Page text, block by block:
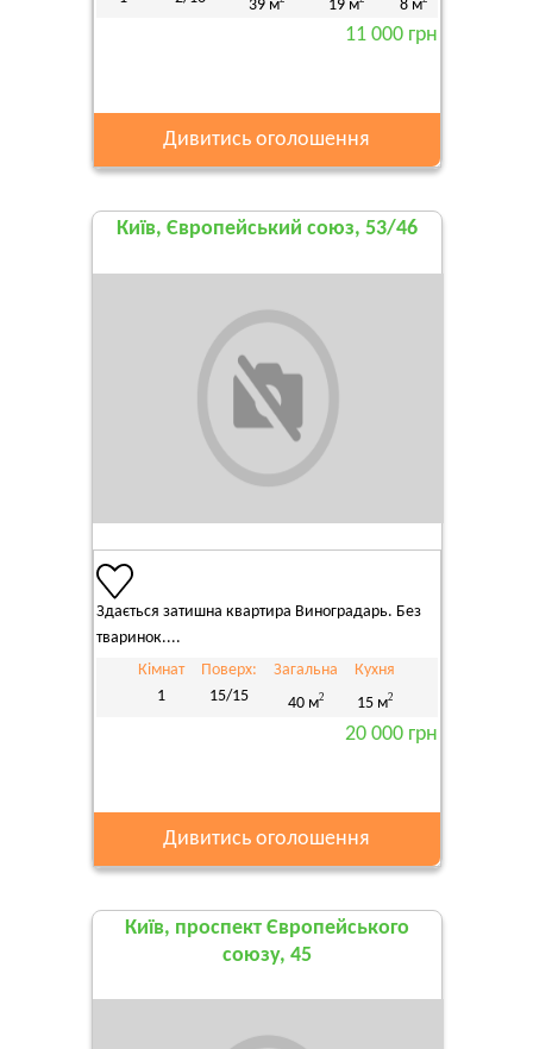
39 м 19 м 8 м
11 000 грн
Дивитись оголошення
Київ, Європейський союз, 53/46
Здається затишна квартира Виноградарь. Без
тваринок....
Кімнат
1
Поверх:
15/15
Загальна
40 м2
Кухня
15 м2
20 000 грн
Дивитись оголошення
Київ, проспект Європейського
союзу, 45